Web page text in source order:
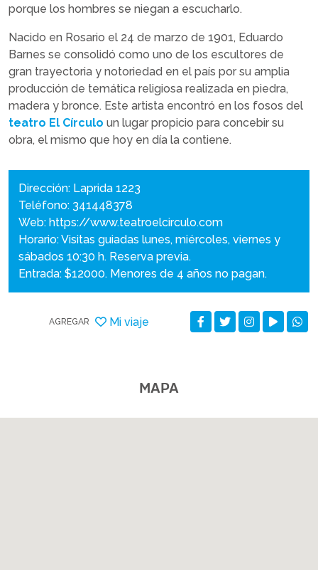
porque los hombres se niegan a escucharlo.
Nacido en Rosario el 24 de marzo de 1901, Eduardo
Barnes se consolidó como uno de los escultores de
gran trayectoria y notoriedad en el país por su amplia
producción de temática religiosa realizada en piedra,
madera y bronce. Este artista encontró en los fosos del
teatro El Círculo un lugar propicio para concebir su
obra, el mismo que hoy en día la contiene.
Dirección: Laprida 1223
Teléfono: 341448378
Web: https://www.teatroelcirculo.com
Horario: Visitas guiadas lunes, miércoles, viernes y
sábados 10:30 h. Reserva previa.
Entrada: $12000. Menores de 4 años no pagan.
AGREGAR Mi viaje
MAPA